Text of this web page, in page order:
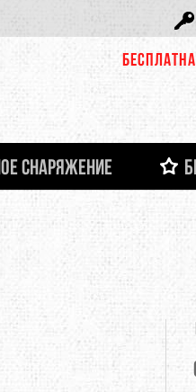
ОДЕЖДА ДЕТСКАЯ
ФОНАРИ И ЗАРЯДНЫЕ УСТРОЙСТВА
Кемпинговые лампы
Налобные фонари
Зарядные устройства
СНАРЯЖЕНИЕ
ЛЕДОВОЕ СНАРЯЖЕНИЕ
ALEXIKA
BERGHAUS
BUTTONS
CLIMBING TECHNOLOGY